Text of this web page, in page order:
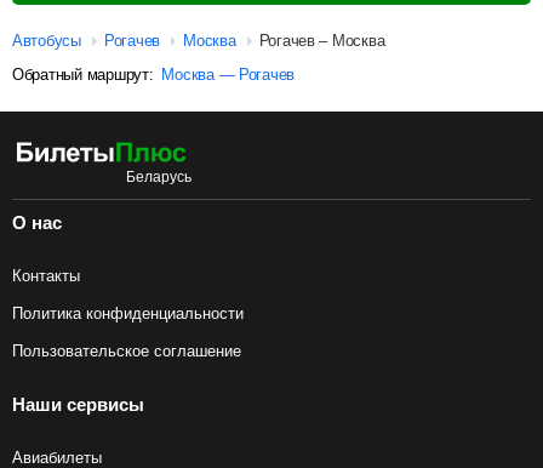
Автобусы Рогачев Москва
Рогачев – Москва
Обратный маршрут: Москва — Рогачев
О нас
Контакты
Политика конфиденциальности
Пользовательское соглашение
Наши сервисы
Авиабилеты